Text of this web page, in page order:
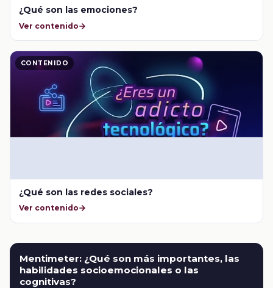
¿Qué son las emociones?
Ver contenido
CONTENIDO
¿Qué son las redes sociales?
Ver contenido
Mentimeter: ¿Qué son más importantes, las
habilidades socioemocionales o las
cognitivas?